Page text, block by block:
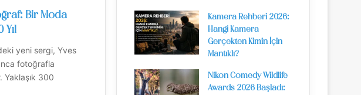
Bir Moda
Yıl
yeni sergi, Yves
fotoğrafla
Yaklaşık 300
Kamera Rehberi 2026:
Hangi Kamera
Gerçekten Kimin İçin
Mantıklı?
Nikon Comedy Wildlife
Awards 2026 Başladı: